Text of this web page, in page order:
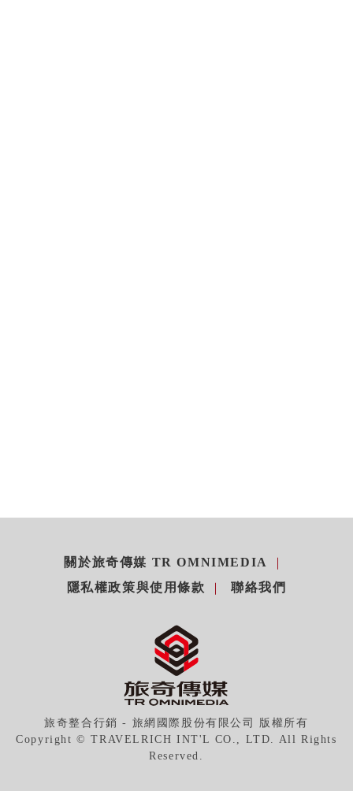
關於旅奇傳媒 TR OMNIMEDIA
隱私權政策與使用條款
聯絡我們
旅奇整合行銷 - 旅網國際股份有限公司 版權所有
Copyright © TRAVELRICH INT'L CO., LTD. All Rights
Reserved.